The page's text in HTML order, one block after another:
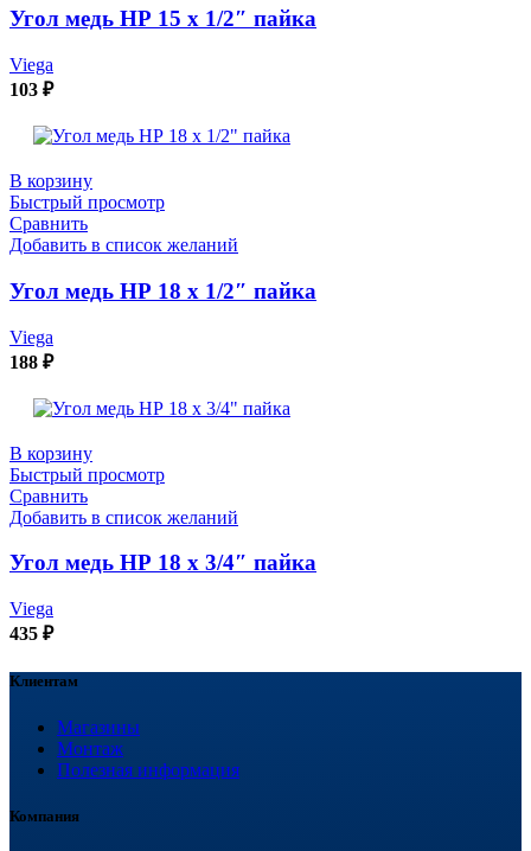
Угол медь НР 15 х 1/2″ пайка
Viega
103 ₽
В корзину
Быстрый просмотр
Сравнить
Добавить в список желаний
Угол медь НР 18 х 1/2″ пайка
Viega
188 ₽
В корзину
Быстрый просмотр
Сравнить
Добавить в список желаний
Угол медь НР 18 х 3/4″ пайка
Viega
435 ₽
Клиентам
Магазины
Монтаж
Полезная информация
Компания